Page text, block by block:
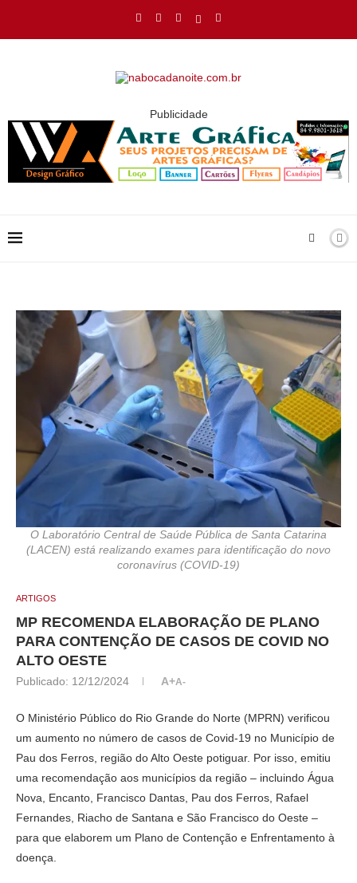
Publicidade
O Laboratório Central de Saúde Pública de Santa Catarina
(LACEN) está realizando exames para identificação do novo
coronavírus (COVID-19)
ARTIGOS
MP RECOMENDA ELABORAÇÃO DE PLANO
PARA CONTENÇÃO DE CASOS DE COVID NO
ALTO OESTE
Publicado: 12/12/2024 A+A-
O Ministério Público do Rio Grande do Norte (MPRN) verificou
um aumento no número de casos de Covid-19 no Município de
Pau dos Ferros, região do Alto Oeste potiguar. Por isso, emitiu
uma recomendação aos municípios da região – incluindo Água
Nova, Encanto, Francisco Dantas, Pau dos Ferros, Rafael
Fernandes, Riacho de Santana e São Francisco do Oeste –
para que elaborem um Plano de Contenção e Enfrentamento à
doença.